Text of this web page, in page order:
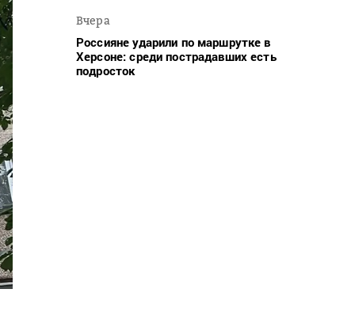
Вчера
Россияне ударили по маршрутке в
Херсоне: среди пострадавших есть
подросток